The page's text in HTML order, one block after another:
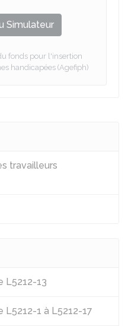
Simulateur
fonds pour l'insertion
handicapées (Agefiph)
travailleurs
L5212-13
L5212-1 à L5212-17